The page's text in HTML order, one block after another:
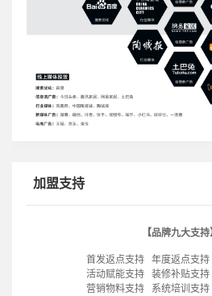
加盟支持
【品牌九大支持
首发返点支持 年度返点支
活动赋能支持 装修补贴支
营销物料支持 系统培训支